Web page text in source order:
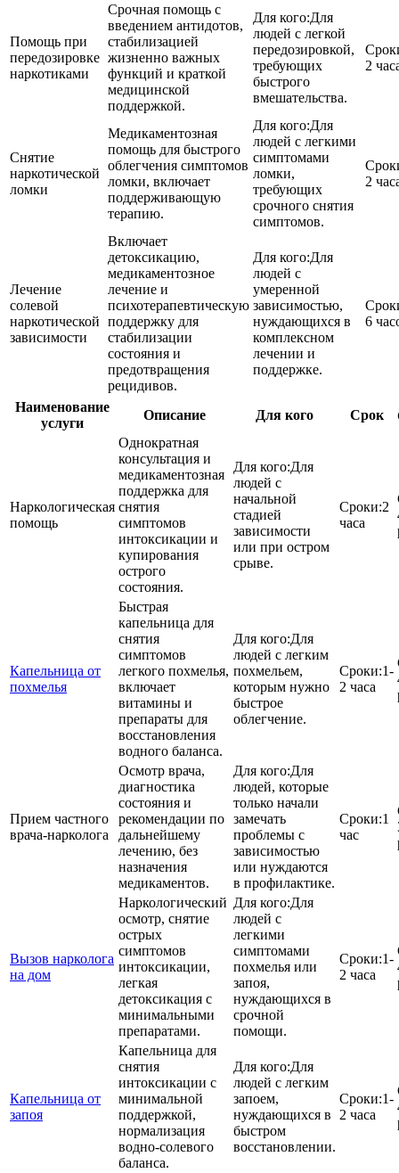
Помощь при
передозировке
наркотиками
Срочная помощь с
введением антидотов,
стабилизацией
жизненно важных
функций и краткой
медицинской
поддержкой.
Для кого:Для
людей с легкой
передозировкой,
требующих
быстрого
вмешательства.
2
Снятие
наркотической
ломки
Медикаментозная
помощь для быстрого
облегчения симптомов
ломки, включает
поддерживающую
терапию.
Для кого:Для
людей с легкими
симптомами
ломки,
требующих
срочного снятия
симптомов.
2
Лечение
солевой
наркотической
зависимости
Включает
детоксикацию,
медикаментозное
лечение и
психотерапевтическую
поддержку для
стабилизации
состояния и
предотвращения
рецидивов.
Для кого:Для
людей с
умеренной
зависимостью,
нуждающихся в
комплексном
лечении и
поддержке.
6
Наименование
услуги
Описание Для кого Срок
Наркологическая
помощь
Однократная
консультация и
медикаментозная
поддержка для
снятия
симптомов
интоксикации и
купирования
острого
состояния.
Для кого:Для
людей с
начальной
стадией
зависимости
или при остром
срыве.
Сроки:2
часа
Капельница от
похмелья
Быстрая
капельница для
снятия
симптомов
легкого похмелья,
включает
витамины и
препараты для
восстановления
водного баланса.
Для кого:Для
людей с легким
похмельем,
которым нужно
быстрое
облегчение.
Сроки:1-
2 часа
Прием частного
врача-нарколога
Осмотр врача,
диагностика
состояния и
рекомендации по
дальнейшему
лечению, без
назначения
медикаментов.
Для кого:Для
людей, которые
только начали
замечать
проблемы с
зависимостью
или нуждаются
в профилактике.
Сроки:1
час
Вызов нарколога
на дом
Наркологический
осмотр, снятие
острых
симптомов
интоксикации,
легкая
детоксикация с
минимальными
препаратами.
Для кого:Для
людей с
легкими
симптомами
похмелья или
запоя,
нуждающихся в
срочной
помощи.
Сроки:1-
2 часа
Капельница от
запоя
Капельница для
снятия
интоксикации с
минимальной
поддержкой,
нормализация
водно-солевого
баланса.
Для кого:Для
людей с легким
запоем,
нуждающихся в
быстром
восстановлении.
Сроки:1-
2 часа